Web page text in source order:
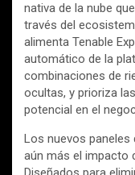
nativa de la nube
través del
alimenta Tenable
automático de la
combinaciones de
ocultas, y prioriza
potencial en el
Los nuevos paneles
aún más el impacto